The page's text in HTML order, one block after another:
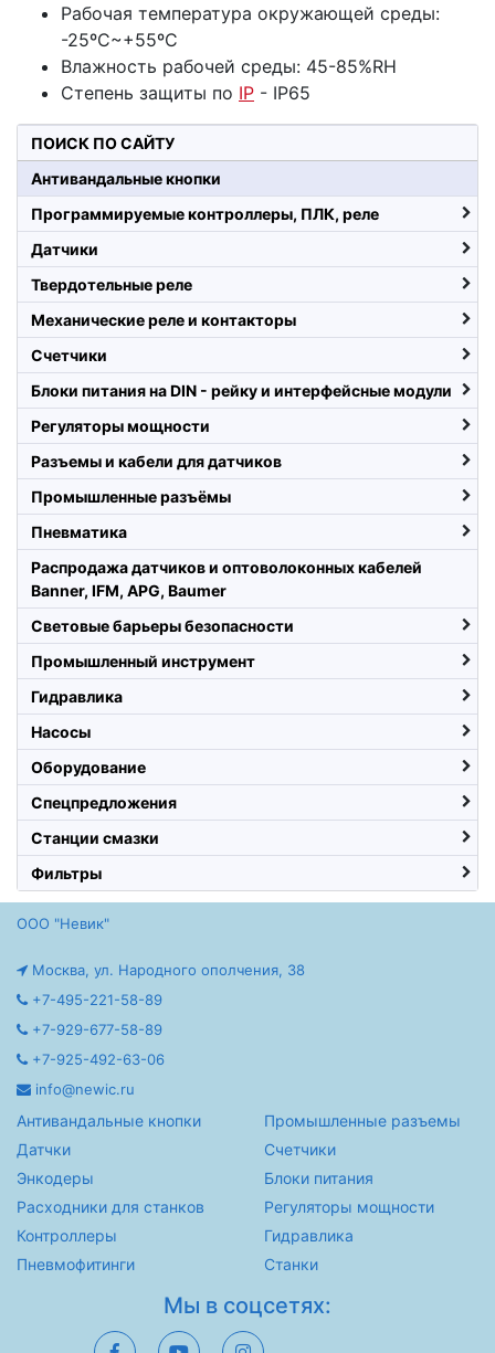
Рабочая температура окружающей среды:
-25ºC~+55ºC
Влажность рабочей среды: 45-85%RH
Степень защиты по IP - IP65
ПОИСК ПО САЙТУ
Антивандальные кнопки
Программируемые контроллеры, ПЛК, реле
Датчики
Твердотельные реле
Механические реле и контакторы
Счетчики
Блоки питания на DIN - рейку и интерфейсные модули
Регуляторы мощности
Разъемы и кабели для датчиков
Промышленные разъёмы
Пневматика
Распродажа датчиков и оптоволоконных кабелей
Banner, IFM, APG, Baumer
Световые барьеры безопасности
Промышленный инструмент
Гидравлика
Насосы
Оборудование
Спецпредложения
Станции смазки
Фильтры
ООО "Невик"
Москва, ул. Народного ополчения, 38
+7-495-221-58-89
+7-929-677-58-89
+7-925-492-63-06
info@newic.ru
Антивандальные кнопки
Датчки
Энкодеры
Расходники для станков
Контроллеры
Пневмофитинги
Промышленные разъемы
Счетчики
Блоки питания
Регуляторы мощности
Гидравлика
Станки
Мы в соцсетях: